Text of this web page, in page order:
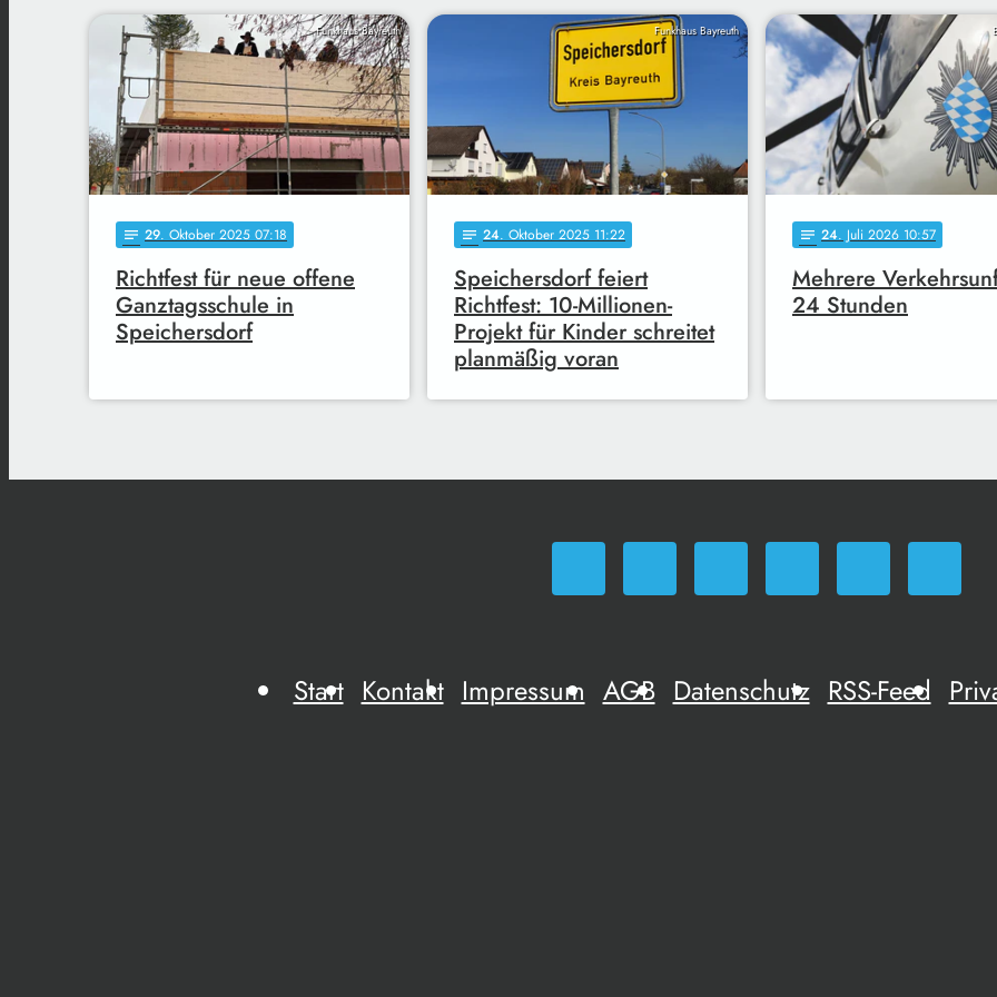
Funkhaus Bayreuth
notes 29. Oktober 2025 07:18
Richtfest für neue offene
Ganztagsschule in
Speichersdorf
Funkhaus Bayreuth
notes 24. Oktober 2025 11:22
Speichersdorf feiert
Richtfest: 10-Millionen-
Projekt für Kinder schreitet
planmäßig voran
notes 24. Juli 2026 10:57
Mehrere
24 Stunden
Start Kontakt Impressum AGB Datenschutz RSS-Feed